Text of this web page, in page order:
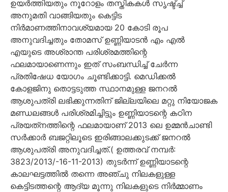
ഉയർത്തിയതും നൂറോളം തസ്തികകൾ സൃഷ്ട്ച്ച്
അനുമതി വാങ്ങിയതും കെട്ടിട
നിർമാണത്തിനാവശ്യമായ 20 കോടി രൂപ
അനുവദിച്ചതും തോമസ് ഉണ്ണിയാടൻ എം എൽ
എയുടെ അശ്രാന്ത പരിശ്രമത്തിന്റെ
ഫലമായാണെന്നും ഇത് സംബന്ധിച്ച് ചേർന്ന
പ്രതിഷേധ യോഗം ചൂണ്ടിക്കാട്ടി. മെഡിക്കൽ
കോളജിനു തൊട്ടടുത്ത സ്ഥാനമുള്ള ജനറൽ
ആശുപത്രി ലഭിക്കുന്നതിന് ജില്ലയിലെ മറ്റു നിയോജക
മണ്ഡലങ്ങൾ പരിശ്രമിച്ചിട്ടും ഉണ്ണിയാടന്റെ കഠിന
പ്രയത്‌നത്തിന്റെ ഫലമായാണ് 2013 ലെ ഉമ്മൻ‌ചാണ്ടി
സർക്കാർ ബജറ്റിലൂടെ ഇരിങ്ങാലക്കുടക്ക് ജനറൽ
ആശുപത്രി അനുവദിച്ചത്.( ഉത്തരവ് നമ്പർ:
3823/2013/-16-11-2013) തുടർന്ന് ഉണ്ണിയാടന്റെ
കാലഘട്ടത്തിൽ തന്നെ അഞ്ചു നിലകളുള്ള
കെട്ടിടത്തന്റെ ആദ്യ മൂന്നു നിലകളുടെ നിർമ്മാണം